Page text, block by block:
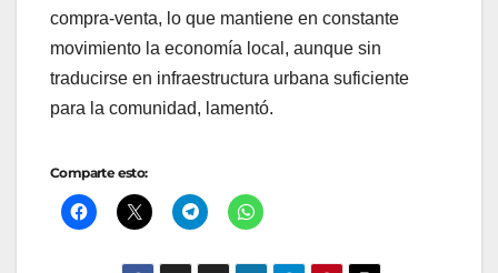
compra-venta, lo que mantiene en constante
movimiento la economía local, aunque sin
traducirse en infraestructura urbana suficiente
para la comunidad, lamentó.
Comparte esto: